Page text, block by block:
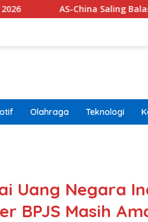
China Saling Balas Hukuman
Olahraga Teknologi
Uang Negara
BPJS Masih